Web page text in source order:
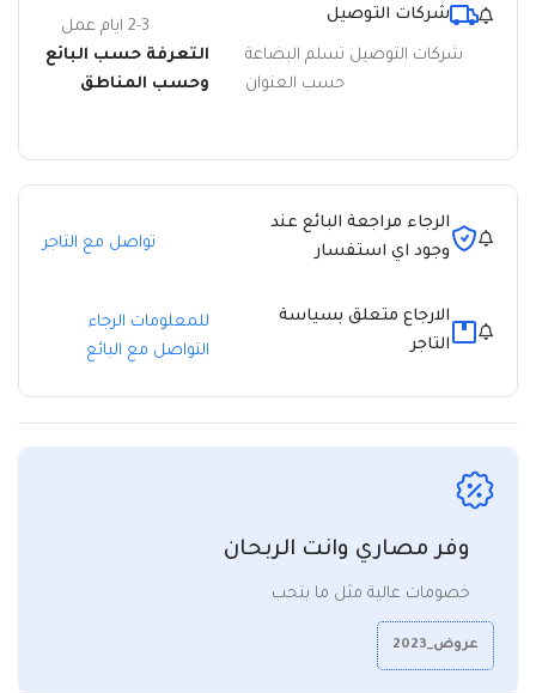
شركات التوصيل
شركات التوصيل تسلم البضاعة
حسب العنوان
2-3 ايام عمل
التعرفة حسب البائع
وحسب المناطق
الرجاء مراجعة البائع عند
وجود اي استفسار
تواصل مع التاجر
الارجاع متعلق بسياسة
التاجر
للمعلومات الرجاء
التواصل مع البائع
وفر مصاري وانت الربحان
خصومات عالية مثل ما بتحب
عروض_2023